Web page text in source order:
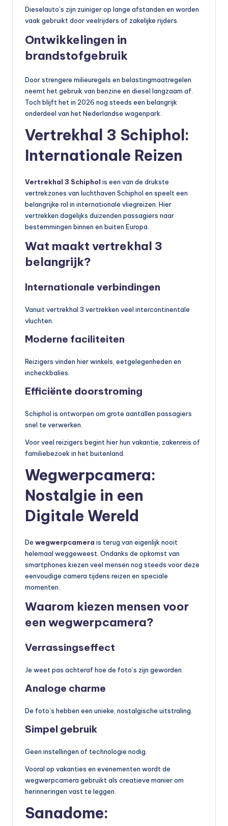
Dieselauto’s zijn zuiniger op lange afstanden en worden
vaak gebruikt door veelrijders of zakelijke rijders.
Ontwikkelingen in
brandstofgebruik
Door strengere milieuregels en belastingmaatregelen
neemt het gebruik van benzine en diesel langzaam af.
Toch blijft het in 2026 nog steeds een belangrijk
onderdeel van het Nederlandse wagenpark.
Vertrekhal 3 Schiphol:
Internationale Reizen
Vertrekhal 3 Schiphol is een van de drukste
vertrekzones van luchthaven Schiphol en speelt een
belangrijke rol in internationale vliegreizen. Hier
vertrekken dagelijks duizenden passagiers naar
bestemmingen binnen en buiten Europa.
Wat maakt vertrekhal 3
belangrijk?
Internationale verbindingen
Vanuit vertrekhal 3 vertrekken veel intercontinentale
vluchten.
Moderne faciliteiten
Reizigers vinden hier winkels, eetgelegenheden en
incheckbalies.
Efficiënte doorstroming
Schiphol is ontworpen om grote aantallen passagiers
snel te verwerken.
Voor veel reizigers begint hier hun vakantie, zakenreis of
familiebezoek in het buitenland.
Wegwerpcamera:
Nostalgie in een
Digitale Wereld
De wegwerpcamera is terug van eigenlijk nooit
helemaal weggeweest. Ondanks de opkomst van
smartphones kiezen veel mensen nog steeds voor deze
eenvoudige camera tijdens reizen en speciale
momenten.
Waarom kiezen mensen voor
een wegwerpcamera?
Verrassingseffect
Je weet pas achteraf hoe de foto’s zijn geworden.
Analoge charme
De foto’s hebben een unieke, nostalgische uitstraling.
Simpel gebruik
Geen instellingen of technologie nodig.
Vooral op vakanties en evenementen wordt de
wegwerpcamera gebruikt als creatieve manier om
herinneringen vast te leggen.
Sanadome: